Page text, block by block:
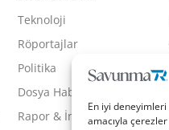
En iyi
amacıyla
Teknoloji
Röportajlar
Politika
Dosya Haber
Rapor & İnfografik